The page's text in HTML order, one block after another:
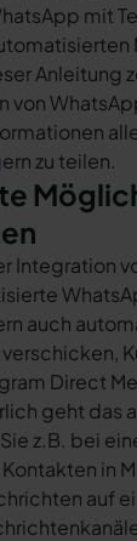
mit
Anleitung
von
zu teilen.
Integration
auch
Direct
geht das
z.B. bei
in
auf